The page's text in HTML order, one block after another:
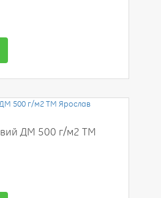
ДМ 500 г/м2 ТМ